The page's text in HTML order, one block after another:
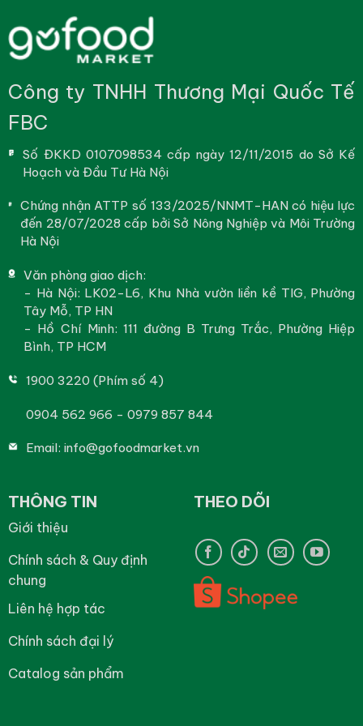
Công ty TNHH Thương Mại Quốc Tế
FBC
Số ĐKKD 0107098534 cấp ngày 12/11/2015 do Sở Kế
Hoạch và Đầu Tư Hà Nội
Chứng nhận ATTP số 133/2025/NNMT-HAN có hiệu lực
đến 28/07/2028 cấp bởi Sở Nông Nghiệp và Môi Trường
Hà Nội
Văn phòng giao dịch:
- Hà Nội: LK02-L6, Khu Nhà vườn liền kề TIG, Phường
Tây Mỗ, TP HN
- Hồ Chí Minh: 111 đường B Trưng Trắc, Phường Hiệp
Bình, TP HCM
1900 3220 (Phím số 4)
0904 562 966 - 0979 857 844
Email: info@gofoodmarket.vn
THÔNG TIN
Giới thiệu
Chính sách & Quy định
chung
Liên hệ hợp tác
Chính sách đại lý
Catalog sản phẩm
THEO DÕI